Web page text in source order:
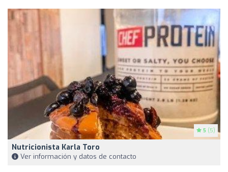
5 (5)
Nutricionista Karla Toro
Ver información y datos de contacto